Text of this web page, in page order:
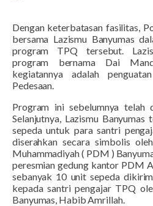
Dengan keterbatasan fasilitas,
bersama Lazismu Banyumas
program TPQ tersebut.
program bernama Dai
kegiatannya adalah
Pedesaan.
Program ini sebelumnya telah
Selanjutnya, Lazismu
sepeda untuk para santri
diserahkan secara simbolis
Muhammadiyah ( PDM )
peresmian gedung kantor PDM
sebanyak 10 unit sepeda
kepada santri pengajar TPQ
Banyumas, Habib Amrillah.